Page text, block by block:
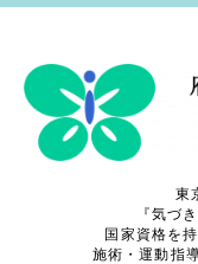
東
『気づ
国家資格を
施術・運動指